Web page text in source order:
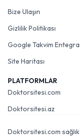
Bize Ulaşın
Gizlilik Politikası
Google Takvim
Site Haritası
PLATFORMLAR
Doktorsitesi.com
Doktorsitesi.az
Doktorsitesi.com